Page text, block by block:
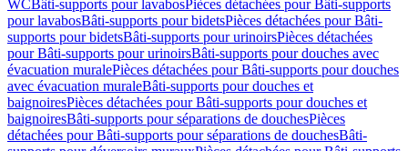
WCBâti-supports pour lavabosPièces détachées pour Bâti-supports
pour lavabosBâti-supports pour bidetsPièces détachées pour Bâti-
supports pour bidetsBâti-supports pour urinoirsPièces détachées
pour Bâti-supports pour urinoirsBâti-supports pour douches avec
évacuation muralePièces détachées pour Bâti-supports pour douches
avec évacuation muraleBâti-supports pour douches et
baignoiresPièces détachées pour Bâti-supports pour douches et
baignoiresBâti-supports pour séparations de douchesPièces
détachées pour Bâti-supports pour séparations de douchesBâti-